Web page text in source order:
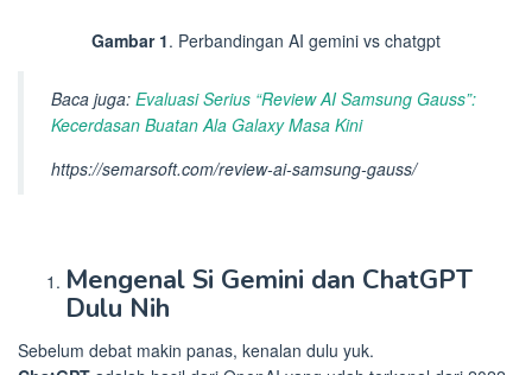
Gambar 1. Perbandingan AI gemini vs chatgpt
Baca juga: Evaluasi Serius “Review AI Samsung Gauss”:
Kecerdasan Buatan Ala Galaxy Masa Kini
https://semarsoft.com/review-ai-samsung-gauss/
Mengenal Si Gemini dan ChatGPT
Dulu Nih
Sebelum debat makin panas, kenalan dulu yuk.